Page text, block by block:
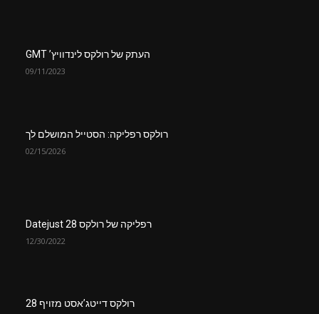
העתק של רולקס לינדוויץ’ GMT
09/11/2023
רולקס רפליקה: הסטייל המושלם לך
02/15/2026
רפליקה של רולקס Datejust 28
12/30/2022
רולקס דייטג’אסט מזויף 28